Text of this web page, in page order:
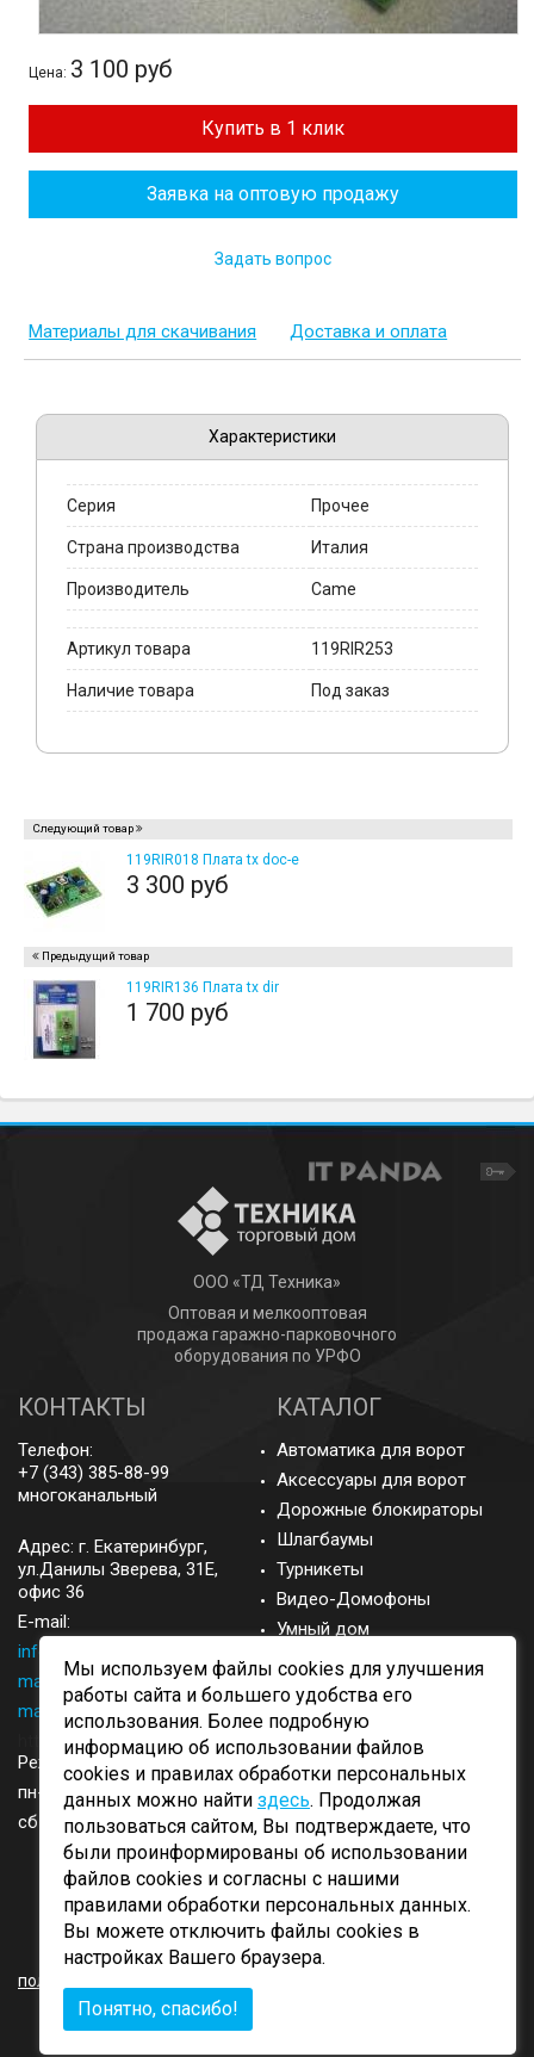
Цена: 3 100 руб
Купить в 1 клик
Заявка на оптовую продажу
Задать вопрос
Материалы для скачивания Доставка и оплата
Характеристики
Серия Прочее
Страна производства Италия
Производитель Came
Артикул товара 119RIR253
Наличие товара Под заказ
Следующий товар
119RIR018 Плата tx doc-e
3 300 руб
Предыдущий товар
119RIR136 Плата tx dir
1 700 руб
ООО «ТД Техника»
Оптовая и мелкооптовая
продажа гаражно-парковочного
оборудования по УРФО
КОНТАКТЫ
Телефон:
+7 (343) 385-88-99
многоканальный
Адрес: г. Екатеринбург,
ул.Данилы Зверева, 31Е,
офис 36
E-mail:
info@came-ekb.ru
manager@came-ekb.ru,
manager2@came-ekb.ru,
https://tt.me/came-ekb
Режим работы:
пн-пт: с 8:00-17:00
сб-вск: выходные
КАТАЛОГ
Автоматика для ворот
Аксессуары для ворот
Дорожные блокираторы
Шлагбаумы
Турникеты
Видео-Домофоны
Умный дом
Запасные части
Аксессуары
ОБРАТНЫЙ ЗВОНОК
Мы используем файлы cookies для улучшения
работы сайта и большего удобства его
использования. Более подробную
информацию об использовании файлов
cookies и правилах обработки персональных
данных можно найти здесь. Продолжая
пользоваться сайтом, Вы подтверждаете, что
были проинформированы об использовании
файлов cookies и согласны с нашими
правилами обработки персональных данных.
Вы можете отключить файлы cookies в
настройках Вашего браузера.
Понятно, спасибо!
политика конфиденциальности